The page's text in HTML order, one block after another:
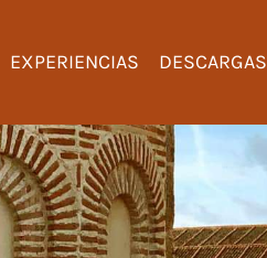
EXPERIENCIAS DESCARGAS